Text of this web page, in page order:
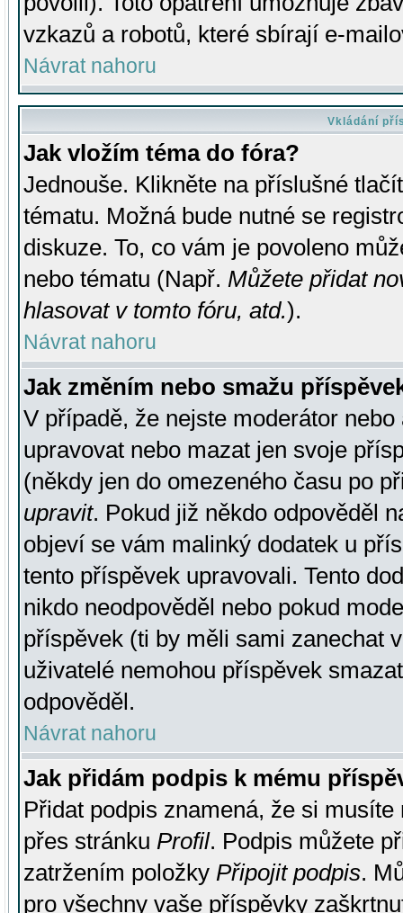
vzkazů a robotů, které sbírají e-
Návrat nahoru
Vkládání
Jak vložím téma do fóra?
Jednouše. Klikněte na příslušné
tématu. Možná bude nutné se
diskuze. To, co vám je povoleno
nebo tématu (Např. Můžete přidat
hlasovat v tomto fóru, atd.).
Návrat nahoru
Jak změním nebo smažu
V případě, že nejste moderátor
upravovat nebo mazat jen svoje
(někdy jen do omezeného času po
upravit. Pokud již někdo odpověděl
objeví se vám malinký dodatek u
tento příspěvek upravovali. Tento
nikdo neodpověděl nebo pokud
příspěvek (ti by měli sami zanechat
uživatelé nemohou příspěvek
odpověděl.
Návrat nahoru
Jak přidám podpis k mému
Přidat podpis znamená, že si
přes stránku Profil. Podpis můžete
zatržením položky Připojit podpis.
pro všechny vaše příspěvky